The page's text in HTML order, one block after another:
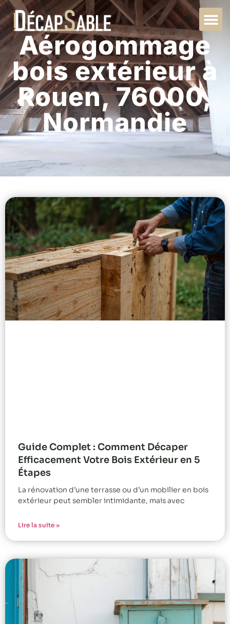
Aérogommage
bois extérieur à
Rouen, 76000,
Normandie
Guide Complet : Comment Décaper
Efficacement Votre Bois Extérieur en 5
Étapes
La rénovation d’une terrasse ou d’un mobilier en bois
extérieur peut sembler intimidante, mais avec
Lire la suite »